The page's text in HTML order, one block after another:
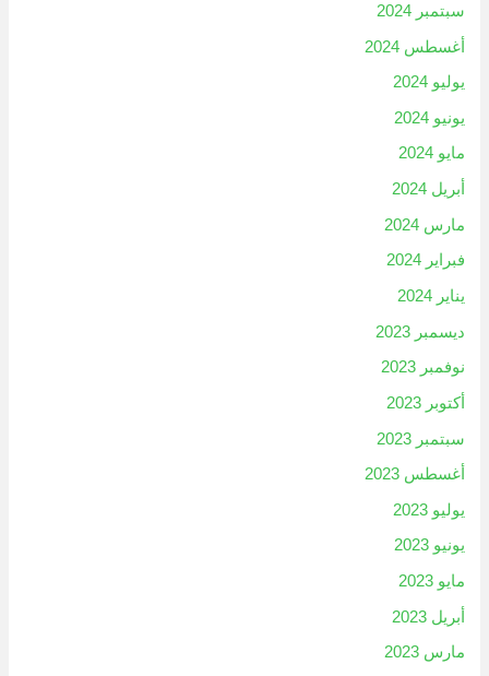
سبتمبر 2024
أغسطس 2024
يوليو 2024
يونيو 2024
مايو 2024
أبريل 2024
مارس 2024
فبراير 2024
يناير 2024
ديسمبر 2023
نوفمبر 2023
أكتوبر 2023
سبتمبر 2023
أغسطس 2023
يوليو 2023
يونيو 2023
مايو 2023
أبريل 2023
مارس 2023